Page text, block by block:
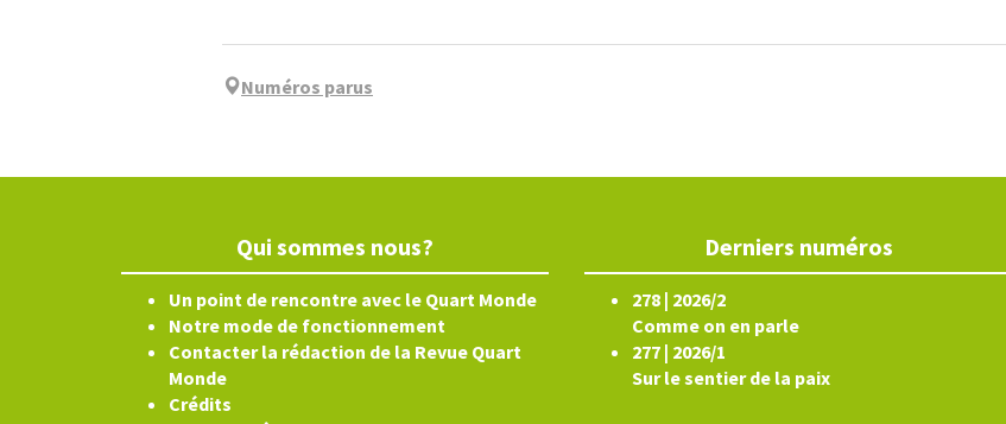
Numéros parus
Qui sommes nous?
Un point de rencontre avec le Quart Monde
Notre mode de fonctionnement
Contacter la rédaction de la Revue Quart
Monde
Crédits
Derniers numéros
278 | 2026/2
Comme on en parle
277 | 2026/1
Sur le sentier de la paix